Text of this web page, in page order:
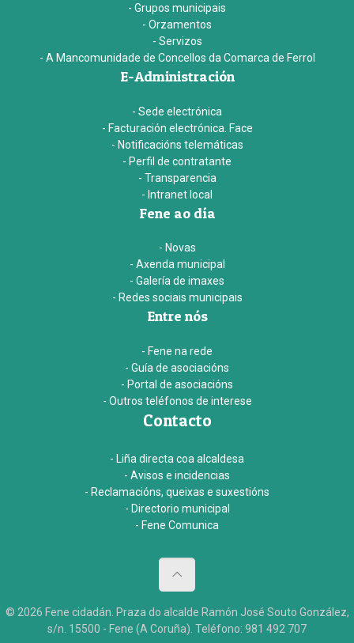
- Grupos municipais
- Orzamentos
- Servizos
- A Mancomunidade de Concellos da Comarca de Ferrol
E-Administración
- Sede electrónica
- Facturación electrónica. Face
- Notificacións telemáticas
- Perfil de contratante
- Transparencia
- Intranet local
Fene ao día
- Novas
- Axenda municipal
- Galería de imaxes
- Redes sociais municipais
Entre nós
- Fene na rede
- Guía de asociacións
- Portal de asociacións
- Outros teléfonos de interese
Contacto
- Liña directa coa alcaldesa
- Avisos e incidencias
- Reclamacións, queixas e suxestións
- Directorio municipal
- Fene Comunica
© 2026 Fene cidadán. Praza do alcalde Ramón José Souto González,
s/n. 15500 - Fene (A Coruña). Teléfono: 981 492 707